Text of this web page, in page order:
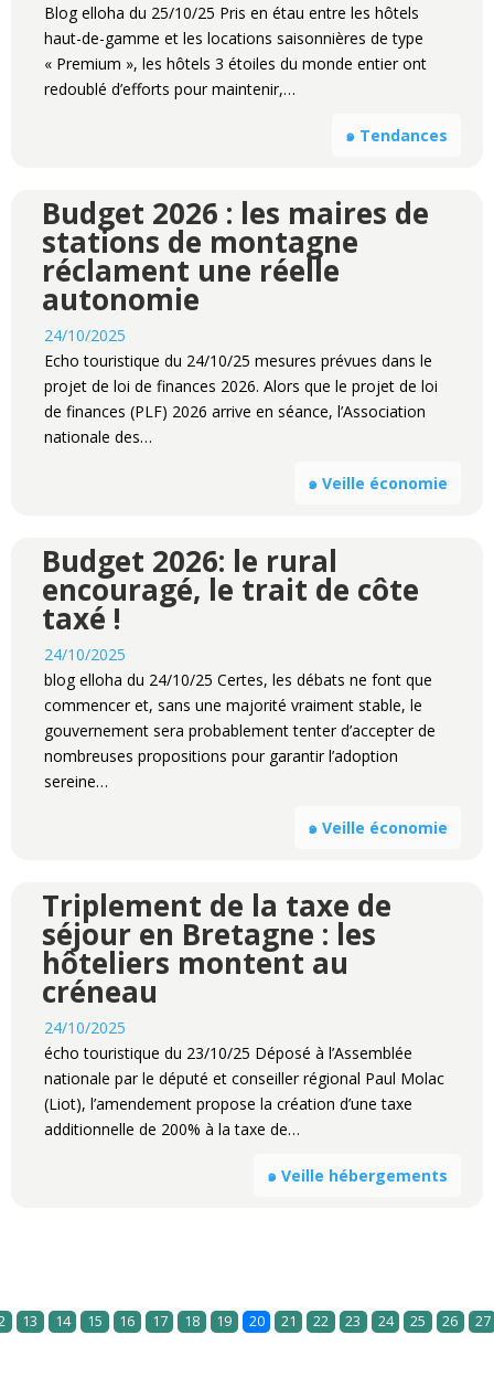
Blog elloha du 25/10/25 Pris en étau entre les hôtels
haut-de-gamme et les locations saisonnières de type
« Premium », les hôtels 3 étoiles du monde entier ont
redoublé d’efforts pour maintenir,…
๑ Tendances
Budget 2026 : les maires de
stations de montagne
réclament une réelle
autonomie
24/10/2025
Echo touristique du 24/10/25 mesures prévues dans le
projet de loi de finances 2026. Alors que le projet de loi
de finances (PLF) 2026 arrive en séance, l’Association
nationale des…
๑ Veille économie
Budget 2026: le rural
encouragé, le trait de côte
taxé !
24/10/2025
blog elloha du 24/10/25 Certes, les débats ne font que
commencer et, sans une majorité vraiment stable, le
gouvernement sera probablement tenter d’accepter de
nombreuses propositions pour garantir l’adoption
sereine…
๑ Veille économie
Triplement de la taxe de
séjour en Bretagne : les
hôteliers montent au
créneau
24/10/2025
écho touristique du 23/10/25 Déposé à l’Assemblée
nationale par le député et conseiller régional Paul Molac
(Liot), l’amendement propose la création d’une taxe
additionnelle de 200% à la taxe de…
๑ Veille hébergements
13 14 15 16 17 18 19 20 21 22 23 24 25 26 27